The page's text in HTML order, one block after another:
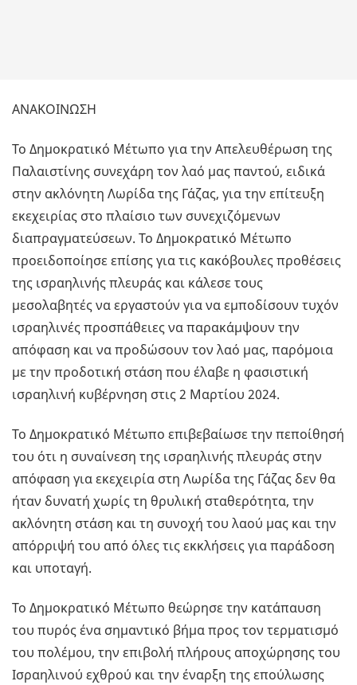
ΑΝΑΚΟΙΝΩΣΗ
Το Δημοκρατικό Μέτωπο για την Απελευθέρωση της
Παλαιστίνης συνεχάρη τον λαό μας παντού, ειδικά
στην ακλόνητη Λωρίδα της Γάζας, για την επίτευξη
εκεχειρίας στο πλαίσιο των συνεχιζόμενων
διαπραγματεύσεων. Το Δημοκρατικό Μέτωπο
προειδοποίησε επίσης για τις κακόβουλες προθέσεις
της ισραηλινής πλευράς και κάλεσε τους
μεσολαβητές να εργαστούν για να εμποδίσουν τυχόν
ισραηλινές προσπάθειες να παρακάμψουν την
απόφαση και να προδώσουν τον λαό μας, παρόμοια
με την προδοτική στάση που έλαβε η φασιστική
ισραηλινή κυβέρνηση στις 2 Μαρτίου 2024.
Το Δημοκρατικό Μέτωπο επιβεβαίωσε την πεποίθησή
του ότι η συναίνεση της ισραηλινής πλευράς στην
απόφαση για εκεχειρία στη Λωρίδα της Γάζας δεν θα
ήταν δυνατή χωρίς τη θρυλική σταθερότητα, την
ακλόνητη στάση και τη συνοχή του λαού μας και την
απόρριψή του από όλες τις εκκλήσεις για παράδοση
και υποταγή.
Το Δημοκρατικό Μέτωπο θεώρησε την κατάπαυση
του πυρός ένα σημαντικό βήμα προς τον τερματισμό
του πολέμου, την επιβολή πλήρους αποχώρησης του
Ισραηλινού εχθρού και την έναρξη της επούλωσης